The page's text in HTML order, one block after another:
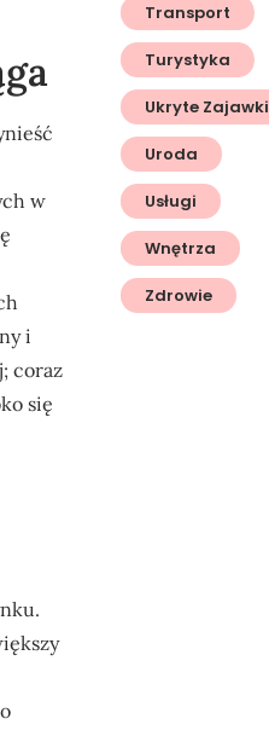
w
i
coraz
się
Transport
Turystyka
Ukryte Zajawki
Uroda
Usługi
Wnętrza
Zdrowie